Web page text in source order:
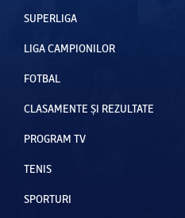
SUPERLIGA
LIGA CAMPIONILOR
FOTBAL
CLASAMENTE ȘI REZULTATE
PROGRAM TV
TENIS
SPORTURI